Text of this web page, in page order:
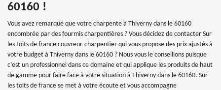
60160 !
Vous avez remarqué que votre charpente à Thiverny dans le 60160
encombrée par des fourmis charpentières ? Vous décidez de contacter Sur
les toits de france couvreur-charpentier qui vous propose des prix ajustés à
votre budget à Thiverny dans le 60160 ? Nous vous le conseillons puisque
c’est un professionnel dans ce domaine et qui applique les produits de haut
de gamme pour faire face à votre situation à Thiverny dans le 60160. Sur
les toits de france se met à votre écoute et vous accompagne